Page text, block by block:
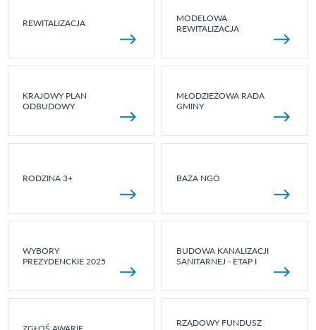
REWITALIZACJA
MODELOWA
REWITALIZACJA
KRAJOWY PLAN
ODBUDOWY
MŁODZIEŻOWA RADA
GMINY
RODZINA 3+ BAZA NGO
WYBORY
PREZYDENCKIE 2025
BUDOWA KANALIZACJI
SANITARNEJ - ETAP I
RZĄDOWY FUNDUSZ